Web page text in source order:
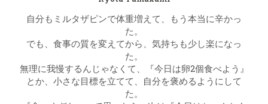
自分もミルタザピンで体重増えて、もう本当に辛かっ
た。
でも、食事の質を変えてから、気持ちも少し楽になっ
た。
無理に我慢するんじゃなくて、『今日は卵2個食べよう』
とか、小さな目標を立てて、自分を褒めるようにして
た。